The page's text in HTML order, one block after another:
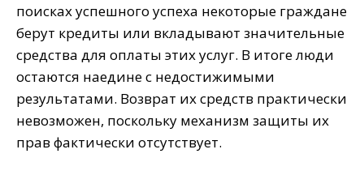
поисках успешного успеха некоторые граждане
берут кредиты или вкладывают значительные
средства для оплаты этих услуг. В итоге люди
остаются наедине с недостижимыми
результатами. Возврат их средств практически
невозможен, поскольку механизм защиты их
прав фактически отсутствует.